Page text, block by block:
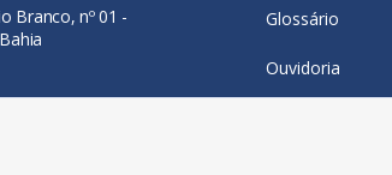
Branco, nº 01 -
Glossário
Ouvidoria